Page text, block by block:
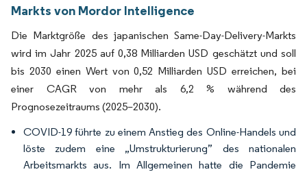
Markts von Mordor Intelligence
Die Marktgröße des japanischen Same-Day-Delivery-Markts
wird im Jahr 2025 auf 0,38 Milliarden USD geschätzt und soll
bis 2030 einen Wert von 0,52 Milliarden USD erreichen, bei
einer CAGR von mehr als 6,2 % während des
Prognosezeitraums (2025–2030).
COVID-19 führte zu einem Anstieg des Online-Handels und
löste zudem eine „Umstrukturierung” des nationalen
Arbeitsmarkts aus. Im Allgemeinen hatte die Pandemie